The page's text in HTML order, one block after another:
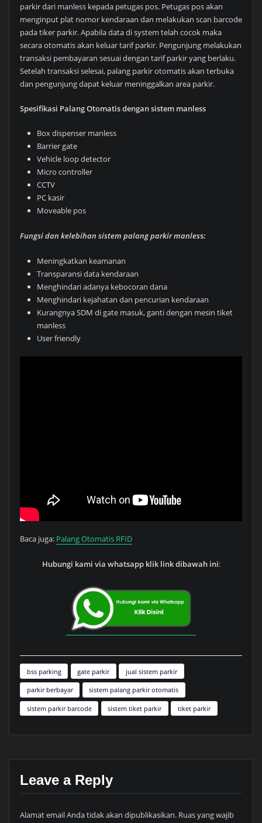
parkir dari manless kepada petugas pos. Petugas pos akan
menginput plat nomor kendaraan dan melakukan scan barcode
pada tiker parkir. Apabila data di system telah cocok maka
secara otomatis akan keluar tarif parkir. Pengunjung melakukan
transaksi pembayaran sesuai dengan tarif parkir yang berlaku.
Setelah transaksi selesai, palang parkir otomatis akan terbuka
dan pengunjung dapat keluar meninggalkan area parkir.
Spesifikasi Palang Otomatis dengan sistem manless
Box dispenser manless
Barrier gate
Vehicle loop detector
Micro controller
CCTV
PC kasir
Moveable pos
Fungsi dan kelebihan sistem palang parkir manless:
Meningkatkan keamanan
Transparansi data kendaraan
Menghindari adanya kebocoran dana
Menghindari kejahatan dan pencurian kendaraan
Kurangnya SDM di gate masuk, ganti dengan mesin tiket
manless
User friendly
Baca juga: Palang Otomatis RFID
Hubungi kami via whatsapp klik link dibawah ini:
bss parking gate parkir jual sistem parkir
parkir berbayar sistem palang parkir otomatis
sistem parkir barcode sistem tiket parkir tiket parkir
Leave a Reply
Alamat email Anda tidak akan dipublikasikan. Ruas yang wajib